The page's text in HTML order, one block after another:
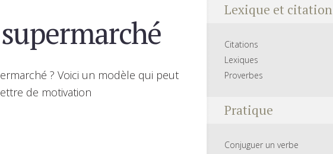
? Voici un modèle qui peut
de motivation
Lexique et citation
Citations
Lexiques
Proverbes
Pratique
Conjuguer un verbe